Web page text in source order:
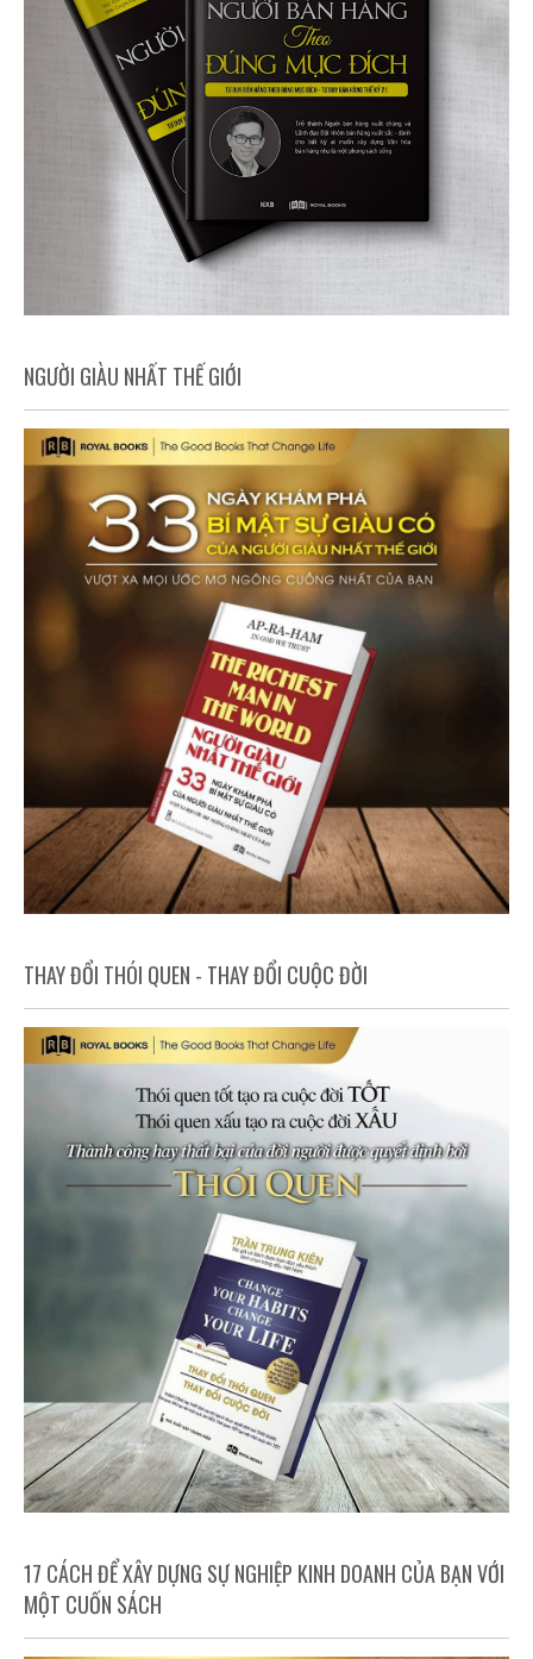
NGƯỜI GIÀU NHẤT THẾ GIỚI
THAY ĐỔI THÓI QUEN - THAY ĐỔI CUỘC ĐỜI
17 CÁCH ĐỂ XÂY DỰNG SỰ NGHIỆP KINH DOANH CỦA BẠN VỚI
MỘT CUỐN SÁCH